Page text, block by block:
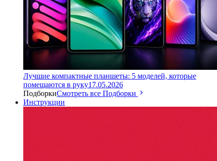
Лучшие компактные планшеты: 5 моделей, которые
помещаются в руку17.05.2026
ПодборкиСмотреть все Подборки
Инструкции